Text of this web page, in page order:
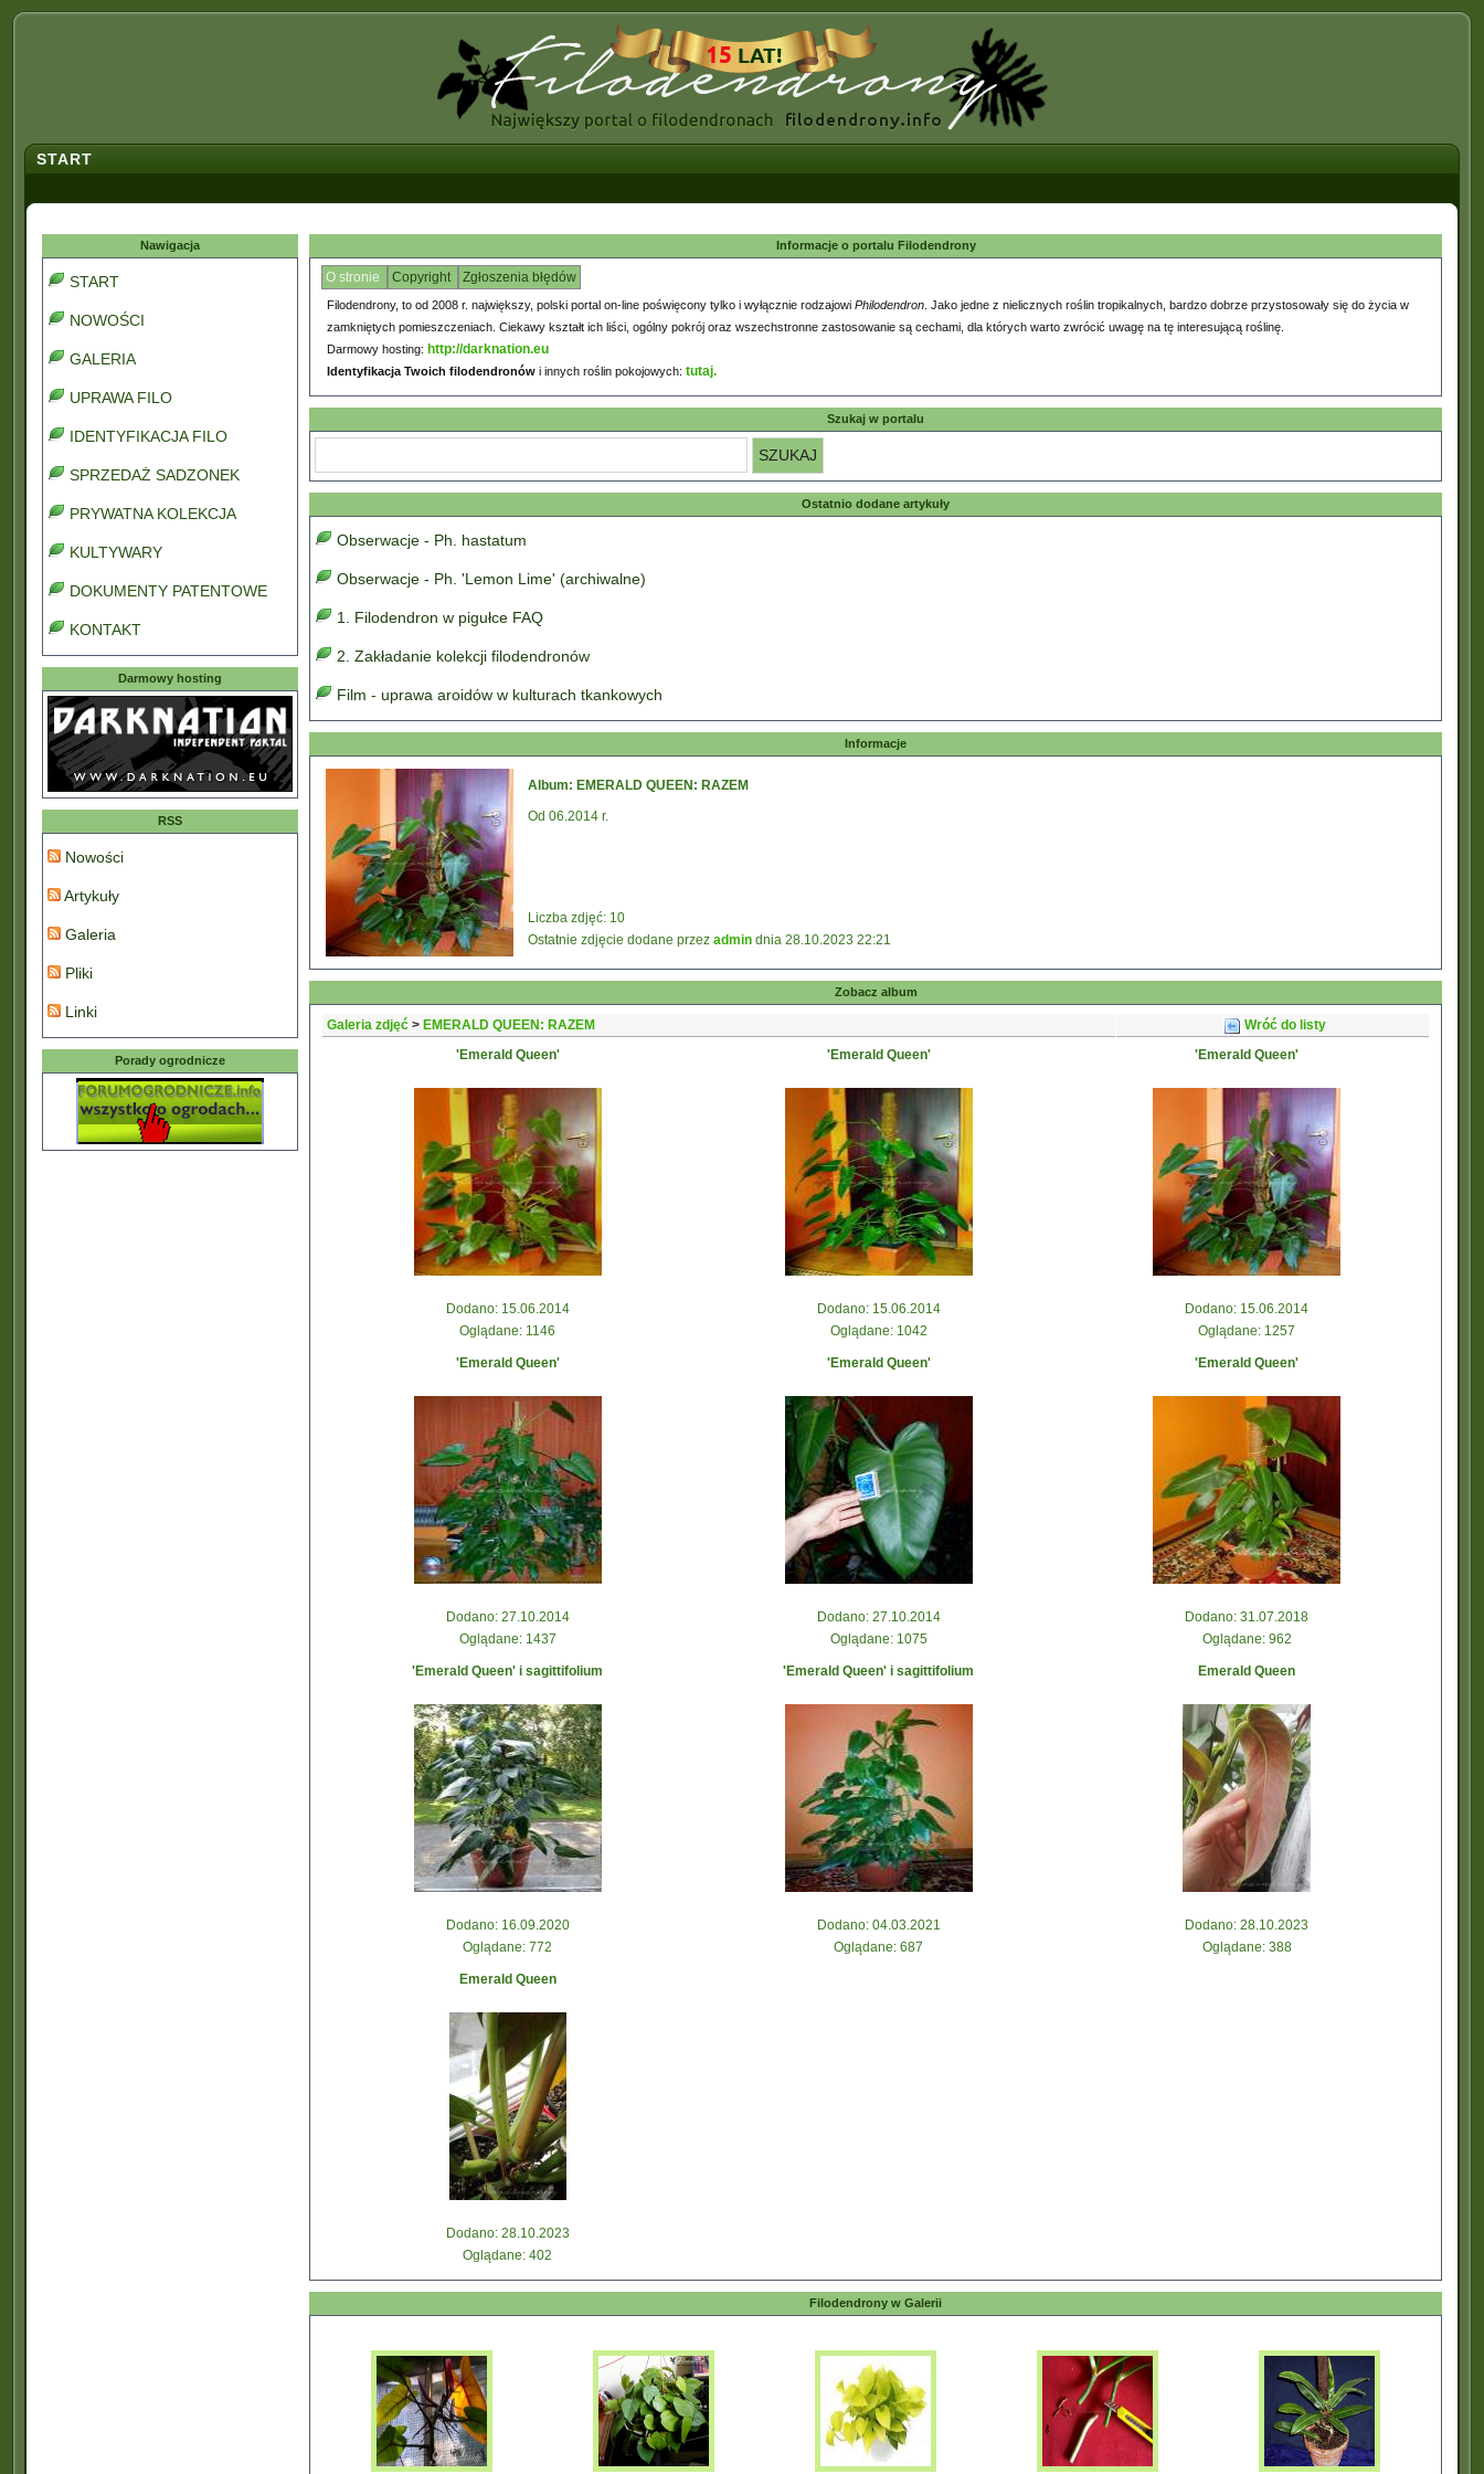
START
Nawigacja
START
NOWOŚCI
GALERIA
UPRAWA FILO
IDENTYFIKACJA FILO
SPRZEDAŻ SADZONEK
PRYWATNA KOLEKCJA
KULTYWARY
DOKUMENTY PATENTOWE
KONTAKT
Darmowy hosting
RSS
Nowości
Artykuły
Galeria
Pliki
Linki
Porady ogrodnicze
Informacje o portalu Filodendrony
O stronie Copyright Zgłoszenia błędów
Filodendrony, to od 2008 r. największy, polski portal on-line poświęcony tylko i wyłącznie rodzajowi Philodendron . Jako jedne z nielicznych roślin tropikalnych, bardzo dobrze przystosowały się do życia w
zamkniętych pomieszczeniach. Ciekawy kształt ich liści, ogólny pokrój oraz wszechstronne zastosowanie są cechami, dla których warto zwrócić uwagę na tę interesującą roślinę.
Darmowy hosting: http://darknation.eu
Identyfikacja Twoich filodendronów i innych roślin pokojowych: tutaj.
Szukaj w portalu
Ostatnio dodane artykuły
Obserwacje - Ph. hastatum
Obserwacje - Ph. 'Lemon Lime' (archiwalne)
1. Filodendron w pigułce FAQ
2. Zakładanie kolekcji filodendronów
Film - uprawa aroidów w kulturach tkankowych
Informacje
Album: EMERALD QUEEN: RAZEM
Od 06.2014 r.
Liczba zdjęć: 10
Ostatnie zdjęcie dodane przez admin dnia 28.10.2023 22:21
Zobacz album
Galeria zdjęć > EMERALD QUEEN: RAZEM
Wróć do listy
'Emerald Queen'
Dodano: 15.06.2014
Oglądane: 1146
'Emerald Queen'
Dodano: 15.06.2014
Oglądane: 1042
'Emerald Queen'
Dodano: 15.06.2014
Oglądane: 1257
'Emerald Queen'
Dodano: 27.10.2014
Oglądane: 1437
'Emerald Queen'
Dodano: 27.10.2014
Oglądane: 1075
'Emerald Queen'
Dodano: 31.07.2018
Oglądane: 962
'Emerald Queen' i sagittifolium
Dodano: 16.09.2020
Oglądane: 772
'Emerald Queen' i sagittifolium
Dodano: 04.03.2021
Oglądane: 687
Emerald Queen
Dodano: 28.10.2023
Oglądane: 388
Emerald Queen
Dodano: 28.10.2023
Oglądane: 402
Filodendrony w Galerii